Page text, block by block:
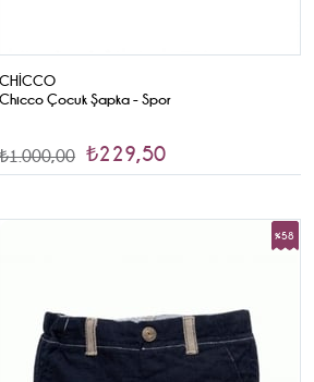
CHICCO
Chicco Çocuk Şapka - Spor
₺229,50
₺1.000,00
%58